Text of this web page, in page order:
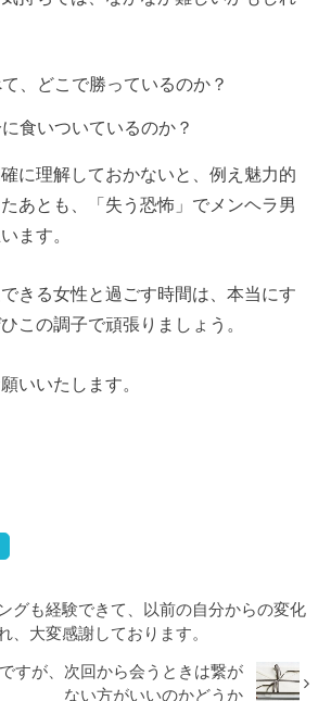
、どこで勝っているのか？
食いついているのか？
に理解しておかないと、例え魅力的
あとも、「失う恐怖」でメンヘラ男
ます。
きる女性と過ごす時間は、本当にす
この調子で頑張りましょう。
いいたします。
グも経験できて、以前の自分からの変化
、大変感謝しております。
すが、次回から会うときは繋が
ない方がいいのかどうか